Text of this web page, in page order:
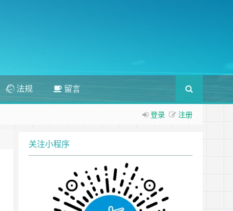
法规 留言
登录 注册
关注小程序